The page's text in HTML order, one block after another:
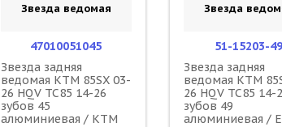
Звезда ведомая
47010051045
Звезда задняя
ведомая KTM 85SX 03-
26 HQV TC85 14-26
зубов 45
алюминиевая / KTM
Звезда
51-15203-49
Звезда задняя
ведомая KTM
26 HQV TC85 14-
зубов 49
алюминиевая /